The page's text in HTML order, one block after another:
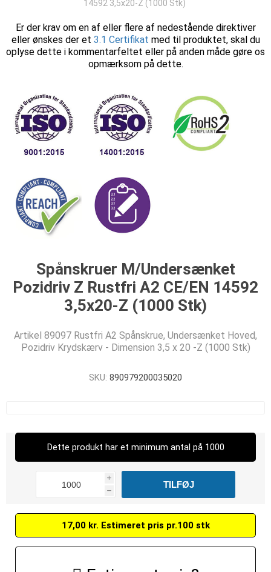
14592 3,5x20-Z (1000 Stk)
Er der krav om en af eller flere af nedestående direktiver
eller ønskes der et 3.1 Certifikat med til produktet, skal du
oplyse dette i kommentarfeltet eller på anden måde gøre os
opmærksom på dette.
Spånskruer M/Undersænket
Pozidriv Z Rustfri A2 CE/EN 14592
3,5x20-Z (1000 Stk)
Artikel 89097 Rustfri A2 Spånskrue, Undersænket Hoved,
Pozidriv Krydskærv - Dimension 3,5 x 20 -Z (1000 Stk)
SKU: 890979200035020
Dette produkt har et minimum antal på 1000
i
h
17,00 kr. Estimeret pris pr.100 stk